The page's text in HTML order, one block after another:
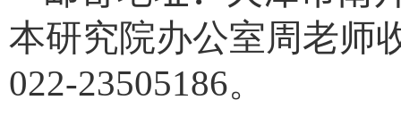
本研究院办公室周老师
022-23505186。